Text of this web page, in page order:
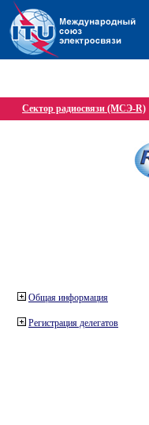
Сектор радиосвязи (МСЭ-R)
Общая информация
Регистрация делегатов